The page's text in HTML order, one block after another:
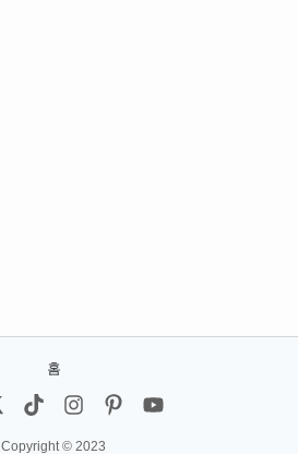
홈
Copyright © 2023